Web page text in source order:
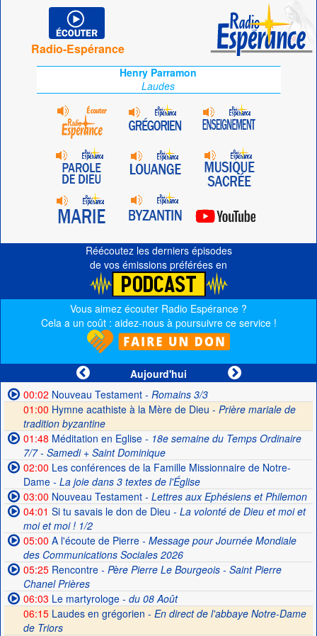
Radio-Espérance
Henry Parramon
Laudes
Réécoutez les derniers épisodes
de vos émissions préférées en
Vous aimez écouter Radio Espérance ?
Cela a un coût : aidez-nous à poursuivre ce service !
Aujourd'hui
00:02 Nouveau Testament- Romains 3/3
01:00 Hymne acathiste à la Mère de Dieu - Prière mariale de
tradition byzantine
01:48 Méditation en Eglise- 18e semaine du Temps Ordinaire
7/7 - Samedi + Saint Dominique
02:00 Les conférences de la Famille Missionnaire de Notre-
Dame- La joie dans 3 textes de l'Église
03:00 Nouveau Testament- Lettres aux Ephésiens et Philemon
04:01 Si tu savais le don de Dieu - La volonté de Dieu et moi et
moi et moi ! 1/2
05:00 A l'écoute de Pierre- Message pour Journée Mondiale
des Communications Sociales 2026
05:25Rencontre- Père Pierre Le Bourgeois - Saint Pierre
Chanel Prières
06:03 Le martyrologe- du 08 Août
06:15Laudes en grégorien - En direct de l'abbaye Notre-Dame
de Triors